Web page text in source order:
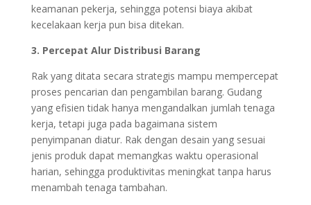
keamanan pekerja, sehingga potensi biaya akibat
kecelakaan kerja pun bisa ditekan.
3. Percepat Alur Distribusi Barang
Rak yang ditata secara strategis mampu mempercepat
proses pencarian dan pengambilan barang. Gudang
yang efisien tidak hanya mengandalkan jumlah tenaga
kerja, tetapi juga pada bagaimana sistem
penyimpanan diatur. Rak dengan desain yang sesuai
jenis produk dapat memangkas waktu operasional
harian, sehingga produktivitas meningkat tanpa harus
menambah tenaga tambahan.